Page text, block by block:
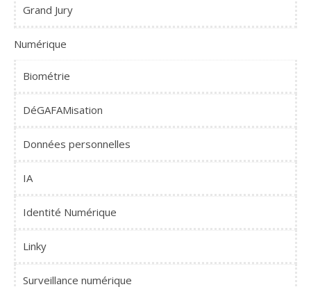
Grand Jury
Numérique
Biométrie
DéGAFAMisation
Données personnelles
IA
Identité Numérique
Linky
Surveillance numérique